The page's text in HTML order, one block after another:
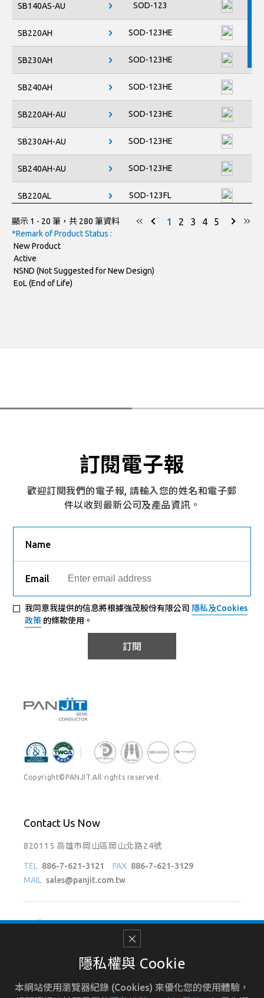
SB140AS-AU
SB220AH
SB230AH
SB240AH
SB220AH-AU
SB230AH-AU
SB240AH-AU
SB220AL
SB230AL
SB240AL
SB220AL-AU
SOD-923
SOT-23
SOT-23 6L
SOD-123
SOD-123HE
SOD-123HE
SOD-123HE
SOD-123HE
SOD-123HE
SOD-123HE
SOD-123FL
SOD-123FL
SOD-123FL
SOD-323HE
SOD-323HE
顯示 1 - 20 筆，共 280 筆資料 1 2 3 4 5
*Remark of Product Status :
New Product
Active
NSND (Not Suggested for New Design)
EoL (End of Life)
訂閱電子報
歡迎訂閱我們的電子報, 請輸入您的姓名和電子郵
件以收到最新公司及產品資訊。
Name
Email
訂閱
我同意我提供的信息將根據強茂股份有限公司 隱私及Cookies
政策 的條款使用。
隱私權與 Cookie
本網站使用瀏覽器紀錄 (Cookies) 來優化您的使用體驗，
Copyright©PANJIT.All rights reserved.
Contact Us Now
820115 高雄市岡山區岡山北路24號
TEL 886-7-621-3121 FAX 886-7-621-3129
MAIL sales@panjit.com.tw
Follow Us On